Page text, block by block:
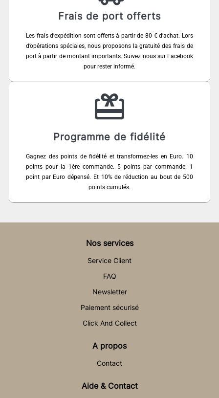
Frais de port offerts
Les frais d’expédition sont offerts à partir de 80 € d’achat. Lors
d’opérations spéciales, nous proposons la gratuité des frais de
port à partir de montant importants. Suivez nous sur Facebook
pour rester informé.
Programme de fidélité
Gagnez des points de fidélité et transformez-les en Euro. 10
points pour la 1ère commande. 5 points par commande. 1
point par Euro dépensé. Et 10% de réduction au bout de 500
points cumulés.
Nos services
Service Client
FAQ
Newsletter
Paiement sécurisé
Click And Collect
A propos
Contact
Aide & Contact